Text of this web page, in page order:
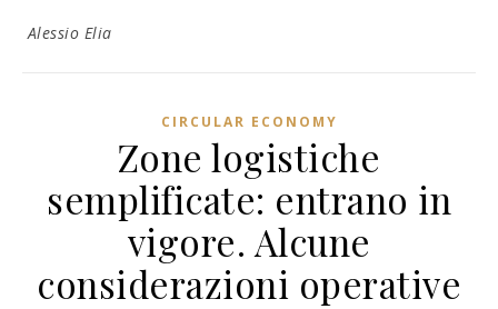
Alessio Elia
CIRCULAR ECONOMY
Zone logistiche
semplificate: entrano in
vigore. Alcune
considerazioni operative